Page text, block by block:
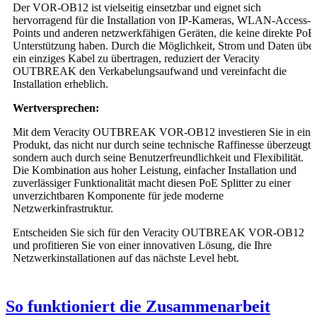
Der VOR-OB12 ist vielseitig einsetzbar und eignet sich
hervorragend für die Installation von IP-Kameras, WLAN-Access-
Points und anderen netzwerkfähigen Geräten, die keine direkte
Unterstützung haben. Durch die Möglichkeit, Strom und Daten über
ein einziges Kabel zu übertragen, reduziert der Veracity
OUTBREAK den Verkabelungsaufwand und vereinfacht die
Installation erheblich.
Wertversprechen:
Mit dem Veracity OUTBREAK VOR-OB12 investieren Sie in ein
Produkt, das nicht nur durch seine technische Raffinesse überzeugt,
sondern auch durch seine Benutzerfreundlichkeit und Flexibilität.
Die Kombination aus hoher Leistung, einfacher Installation und
zuverlässiger Funktionalität macht diesen PoE Splitter zu einer
unverzichtbaren Komponente für jede moderne
Netzwerkinfrastruktur.
Entscheiden Sie sich für den Veracity OUTBREAK VOR-OB12
und profitieren Sie von einer innovativen Lösung, die Ihre
Netzwerkinstallationen auf das nächste Level hebt.
So funktioniert die Zusammenarbeit